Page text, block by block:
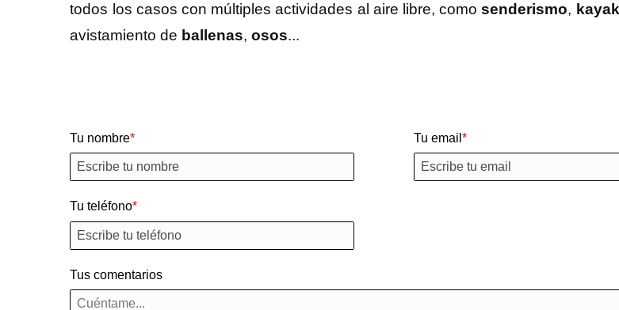
todos los casos con múltiples actividades al aire libre, comosenderismo,
avistamiento de ballenas,osos...
Tu nombre Tu email
Tu teléfono
Tus comentarios